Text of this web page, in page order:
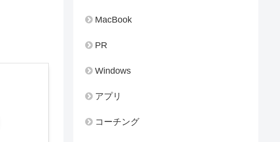
MacBook
PR
Windows
アプリ
コーチング